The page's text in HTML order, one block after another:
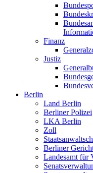
Finanz
Justiz
Berlin
Land Berlin
Berliner Polizei
LKA Berlin
Zoll
Berliner
Landesamt für